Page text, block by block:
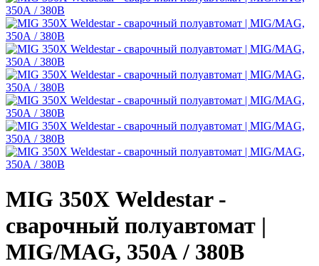
MIG 350Х Weldestar -
сварочный полуавтомат |
MIG/MAG, 350А / 380В